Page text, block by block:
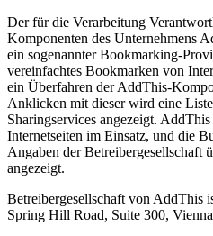
Der für die Verarbeitung
Komponenten des Unternehmens
ein sogenannter Bookmarking-
vereinfachtes Bookmarken von
ein Überfahren der AddThis-
Anklicken mit dieser wird eine
Sharingservices angezeigt.
Internetseiten im Einsatz, und die
Angaben der
angezeigt.
Betreibergesellschaft von AddThis
Spring Hill Road, Suite 300,